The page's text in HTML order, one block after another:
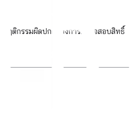
พฤติกรรมผิดปกติของการตรวจสอบสิทธิ์